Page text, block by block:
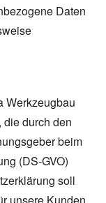
Daten
Werkzeugbau
durch den
beim
(DS-GVO)
soll
unsere Kunden